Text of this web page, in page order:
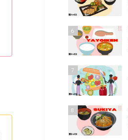
6
7
8